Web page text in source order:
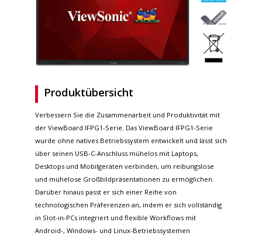
Produktübersicht
Verbessern Sie die Zusammenarbeit und Produktivität mit
der ViewBoard IFPG1-Serie. Das ViewBoard IFPG1-Serie
wurde ohne natives Betriebssystem entwickelt und lässt sich
über seinen USB-C-Anschluss mühelos mit Laptops,
Desktops und Mobilgeräten verbinden, um reibungslose
und mühelose Großbildpräsentationen zu ermöglichen.
Darüber hinaus passt er sich einer Reihe von
technologischen Präferenzen an, indem er sich vollständig
in Slot-in-PCs integriert und flexible Workflows mit
Android-, Windows- und Linux-Betriebssystemen